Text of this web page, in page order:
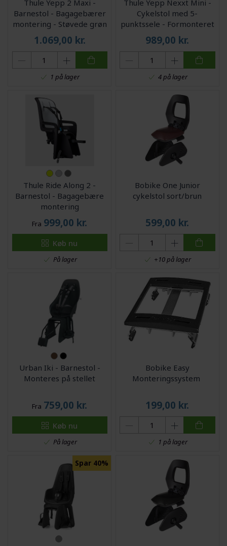
Thule Yepp 2 Maxi -
Barnestol - Bagagebærer
montering - Støvede grøn
1.069,00 kr.
1 på lager
Thule Yepp Nexxt Mini -
Cykelstol med 5-
punktssele - Formonteret
- Sort/hvid
989,00 kr.
4 på lager
Thule Ride Along 2 -
Barnestol - Bagagebære
montering
Fra 999,00 kr.
Køb nu
På lager
Bobike One Junior
cykelstol sort/brun
599,00 kr.
+10 på lager
Urban Iki - Barnestol -
Monteres på stellet
Fra 759,00 kr.
Køb nu
På lager
Bobike Easy
Monteringssystem
199,00 kr.
1 på lager
Spar 40%